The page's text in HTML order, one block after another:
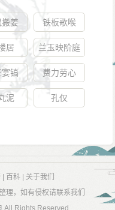
搬姜 铁板歌喉
居 兰玉映阶庭
宴镐 费力劳心
泥 孔仅
百科
关于我们
理，如有侵权请联系我们
All Rights Reserved .